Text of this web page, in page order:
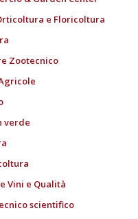
e Floricoltura
Zootecnico
verde
Vini e Qualità
scientifico